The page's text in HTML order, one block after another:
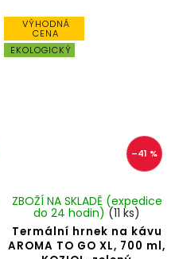
VÝHODNÁ
CENA
EKOLOGICKÝ
–41 %
Termální hrnek na kávu
AROMA TO GO XL, 700 ml,
ZBOŽÍ NA SKLADĚ (expedice
do 24 hodin) (11 ks)